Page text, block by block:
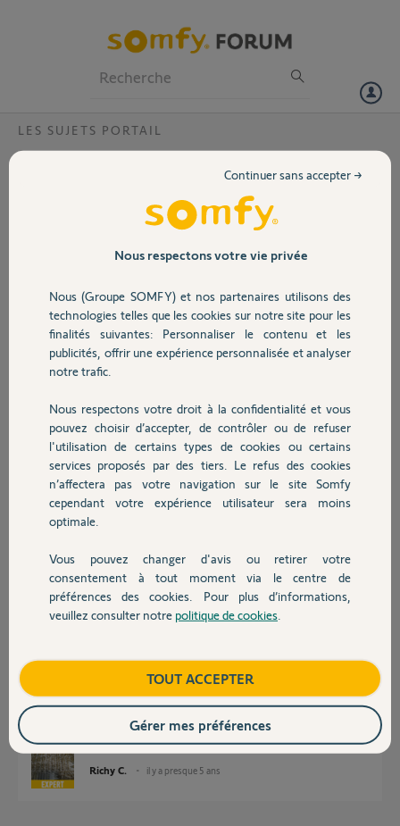
Volet
Sécurité
Domotique
Chauffage
Autres produits
Devis avec un pro
Contact
LES SUJETS PORTAIL
Fonctionnement différent de chaque
Ja viens d'installer un Passeo 800. Tout semble bien se passer, sauf
que le battant M2 s'ouvre et se ferme à pleine vitesse, sans ralentir à
comprendre ?
Merci,
Pierrick G.
il y a presque 5 ans
Participer au fil de discussion
Réponses
Boitier HS
Anonyme il y a presque 5 ans
Bonjour,
Faites d'abord une RAZ du boîtier, puis recommencez la mise en service.
Richy C. il y a presque 5 ans
Nous respectons votre vie privée
Nous (Groupe SOMFY) et nos partenaires utilisons des
technologies telles que les cookies sur notre site pour les
finalités suivantes: Personnaliser le contenu et les
publicités, offrir une expérience personnalisée et analyser
notre trafic.
Nous respectons votre droit à la confidentialité et vous
pouvez choisir d’accepter, de contrôler ou de refuser
l'utilisation de certains types de cookies ou certains
services proposés par des tiers. Le refus des cookies
n’affectera pas votre navigation sur le site Somfy
cependant votre expérience utilisateur sera moins
optimale.
Vous pouvez changer d'avis ou retirer votre
consentement à tout moment via le centre de
préférences des cookies. Pour plus d’informations,
veuillez consulter notre politique de cookies
Continuer sans accepter →
TOUT ACCEPTER
Gérer mes préférences